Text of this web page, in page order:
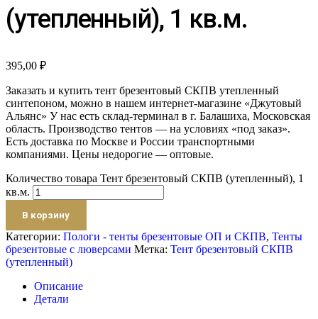
(утепленный), 1 кв.м.
395,00 ₽
Заказать и купить тент брезентовый СКПВ утепленный
синтепоном, можно в нашем интернет-магазине «Джутовый
Альянс» У нас есть склад-терминал в г. Балашиха, Московская
область. Производство тентов — на условиях «под заказ».
Есть доставка по Москве и России транспортными
компаниями. Цены недорогие — оптовые.
Количество товара Тент брезентовый СКПВ (утепленный), 1
кв.м.
В корзину
Категории: Пологи - тенты брезентовые ОП и СКПВ, Тенты
брезентовые с люверсами Метка: Тент брезентовый СКПВ
(утепленный)
Описание
Детали